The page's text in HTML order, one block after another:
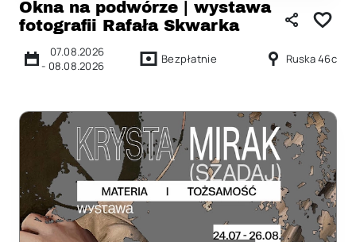
Okna na podwórze | wystawa
fotografii Rafała Skwarka
07.08.2026
- 08.08.2026 Bezpłatnie Ruska 46c